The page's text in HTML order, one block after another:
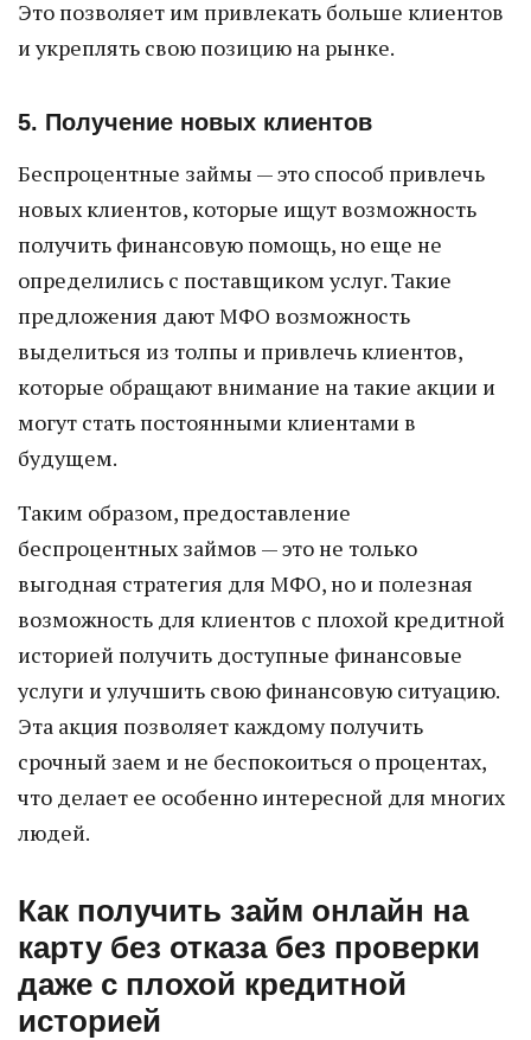
Это позволяет им привлекать больше клиентов
и укреплять свою позицию на рынке.
5. Получение новых клиентов
Беспроцентные займы — это способ привлечь
новых клиентов, которые ищут возможность
получить финансовую помощь, но еще не
определились с поставщиком услуг. Такие
предложения дают МФО возможность
выделиться из толпы и привлечь клиентов,
которые обращают внимание на такие акции и
могут стать постоянными клиентами в
будущем.
Таким образом, предоставление
беспроцентных займов — это не только
выгодная стратегия для МФО, но и полезная
возможность для клиентов с плохой кредитной
историей получить доступные финансовые
услуги и улучшить свою финансовую ситуацию.
Эта акция позволяет каждому получить
срочный заем и не беспокоиться о процентах,
что делает ее особенно интересной для многих
людей.
Как получить займ онлайн на
карту без отказа без проверки
даже с плохой кредитной
историей